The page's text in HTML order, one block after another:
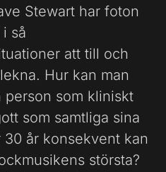
Stewart har foton
så
att till och
Hur kan man
person som kliniskt
som samtliga sina
år konsekvent kan
största?